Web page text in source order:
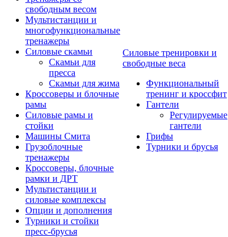
свободным весом
Мультистанции и
многофункциональные
тренажеры
Силовые скамьи
Скамьи для
пресса
Скамьи для жима
Кроссоверы и блочные
рамы
Силовые рамы и
стойки
Машины Смита
Грузоблочные
тренажеры
Кроссоверы, блочные
рамки и ДРТ
Мультистанции и
силовые комплексы
Опции и дополнения
Турники и стойки
пресс-брусья
Силовые тренировки и
свободные веса
Функциональный
тренинг и кроссфит
Гантели
Регулируемые
гантели
Грифы
Турники и брусья